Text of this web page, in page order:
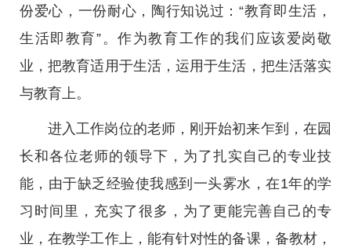
份爱心，一份耐心，陶行知说过：“教育即生活，
生活即教育”。作为教育工作的我们应该爱岗敬
业，把教育适用于生活，运用于生活，把生活落实
与教育上。
进入工作岗位的老师，刚开始初来乍到，在园
长和各位老师的领导下，为了扎实自己的专业技
能，由于缺乏经验使我感到一头雾水，在1年的学
习时间里，充实了很多，为了更能完善自己的专
业，在教学工作上，能有针对性的备课，备教材，